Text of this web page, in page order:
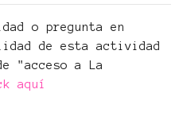
o pregunta en
de esta actividad
"acceso a La
aquí